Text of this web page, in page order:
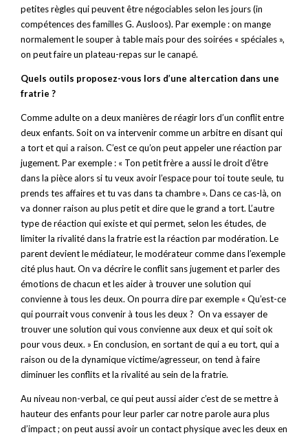
petites règles qui peuvent être négociables selon les jours (in
compétences des familles G. Ausloos). Par exemple : on mange
normalement le souper à table mais pour des soirées « spéciales »,
on peut faire un plateau-repas sur le canapé.
Quels outils proposez-vous lors d’une altercation dans une
fratrie ?
Comme adulte on a deux manières de réagir lors d’un conflit entre
deux enfants. Soit on va intervenir comme un arbitre en disant qui
a tort et qui a raison. C’est ce qu’on peut appeler une réaction par
jugement. Par exemple : « Ton petit frère a aussi le droit d’être
dans la pièce alors si tu veux avoir l’espace pour toi toute seule, tu
prends tes affaires et tu vas dans ta chambre ». Dans ce cas-là, on
va donner raison au plus petit et dire que le grand a tort. L’autre
type de réaction qui existe et qui permet, selon les études, de
limiter la rivalité dans la fratrie est la réaction par modération. Le
parent devient le médiateur, le modérateur comme dans l’exemple
cité plus haut. On va décrire le conflit sans jugement et parler des
émotions de chacun et les aider à trouver une solution qui
convienne à tous les deux. On pourra dire par exemple « Qu’est-ce
qui pourrait vous convenir à tous les deux ? On va essayer de
trouver une solution qui vous convienne aux deux et qui soit ok
pour vous deux. » En conclusion, en sortant de qui a eu tort, qui a
raison ou de la dynamique victime/agresseur, on tend à faire
diminuer les conflits et la rivalité au sein de la fratrie.
Au niveau non-verbal, ce qui peut aussi aider c’est de se mettre à
hauteur des enfants pour leur parler car notre parole aura plus
d’impact ; on peut aussi avoir un contact physique avec les deux en